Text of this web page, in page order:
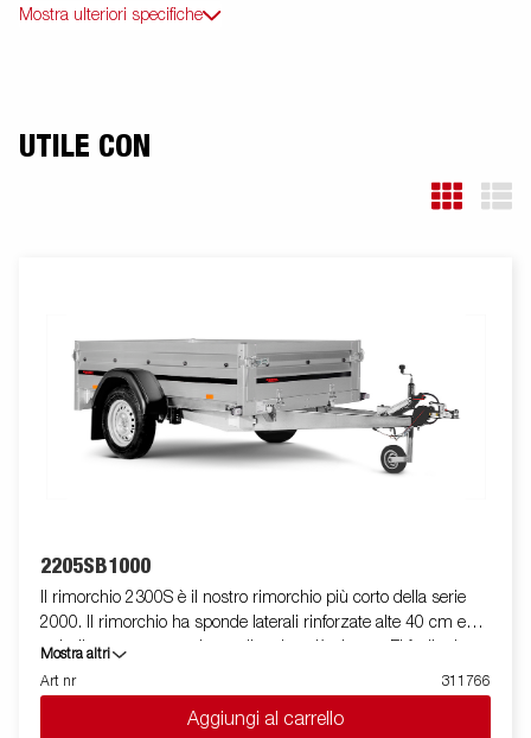
Mostra ulteriori specifiche
UTILE CON
2205SB1000
Il rimorchio 2300S è il nostro rimorchio più corto della serie
2000. Il rimorchio ha sponde laterali rinforzate alte 40 cm e
quindi consente un volume di carico più elevato. E' facile da
caricare grazie a la spomde anteriore e posteriore apribili per il
carico di merci lunghe. Tutte le versioni sono dotate di anelli di
fissaggio carico interni per bloccare la merce trasportata. Come
Mostra altri
Art nr
311766
Aggiungi al carrello